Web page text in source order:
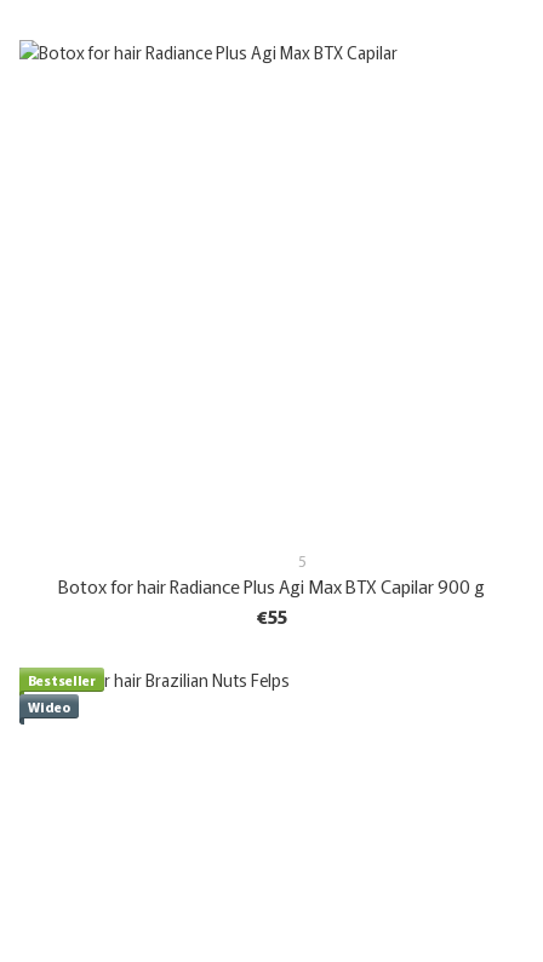
5
Botox for hair Radiance Plus Agi Max BTX Capilar 900 g
€55
Bestseller
Wideo